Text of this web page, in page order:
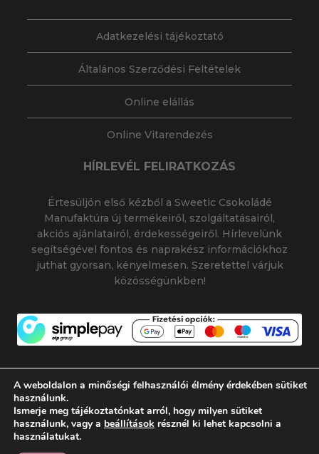
Adatkezelési tájékoztató
Általános Szerződési Feltételek
Online elállás
Online Vitarendezés
HÍRLEVÉL FELIRATKOZÁS
Értesüljön első kézből a Sweetic Csokoládé
Manufaktúra új termékeiről, szolgáltatásairól,
akciós ajánlatairól, érdekességeiről. Hírlevelünk
segítségével fontos és naprakész információkhoz
juthat gyorsan, kényelmesen. Szeretettel várjuk
közösségünkben!
© 2026 SWEETIC CSOKOLÁDÉ MANUFAKTÚRA
SWEETIC@SWEETIC.HU | |
A weboldalon a minőségi felhasználói élmény érdekében sütiket
használunk.
Ismerje meg tájékoztatónkat arról, hogy milyen sütiket
használunk, vagy a beállítások résznél ki lehet kapcsolni a
használatukat.